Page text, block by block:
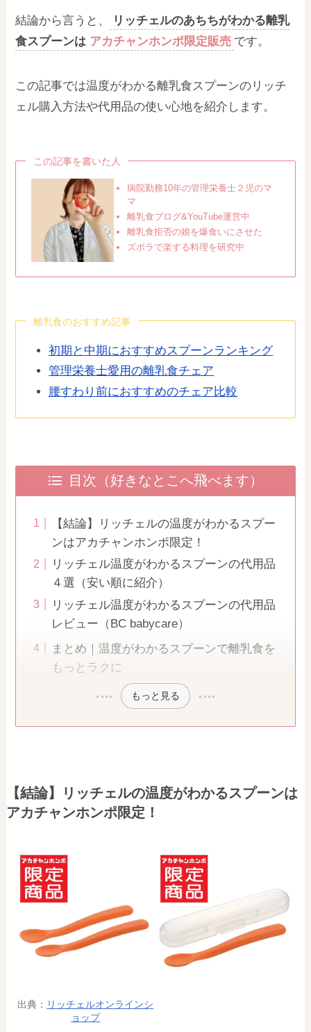
結論から言うと、
リッチェルのあちちがわかる離乳
食スプーンは アカチャンホンポ限定販売 です。
この記事では温度がわかる離乳食スプーンのリッチ
ェル購入方法や代用品の使い心地を紹介します。
この記事を書いた人
病院勤務10年の管理栄養士２児のマ
マ
離乳食ブログ&YouTube運営中
離乳食拒否の娘を爆食いにさせた
ズボラで楽する料理を研究中
離乳食のおすすめ記事
初期と中期におすすめスプーンランキング
管理栄養士愛用の離乳食チェア
腰すわり前におすすめのチェア比較
目次（好きなとこへ飛べます）
【結論】リッチェルの温度がわかるスプー
ンはアカチャンホンポ限定！
リッチェル温度がわかるスプーンの代用品
４選（安い順に紹介）
リッチェル温度がわかるスプーンの代用品
レビュー（BC babycare）
まとめ｜温度がわかるスプーンで離乳食を
もっとラクに
もっと見る
【結論】リッチェルの温度がわかるスプーンは
アカチャンホンポ限定！
出典： リッチェルオンラインシ
ョップ